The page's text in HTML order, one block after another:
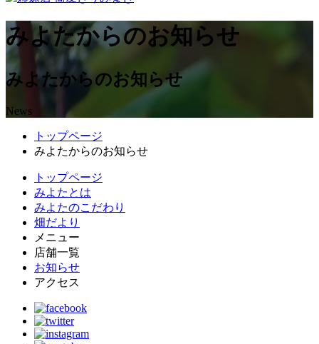
みよたからのお知らせ
みよたからのお知らせ
News
トップページ
みよたからのお知らせ
トップページ
みよたとは
みよたのこだわり
畑だより
メニュー
店舗一覧
お知らせ
アクセス